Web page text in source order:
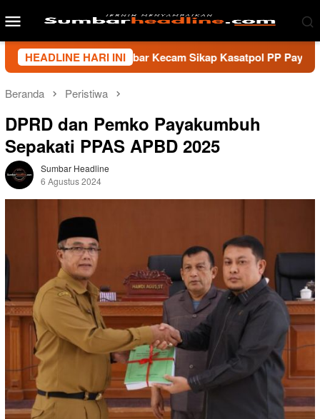
ke
Menu
Mobile
HEADLINE HARI INI
Sumbar Kecam Sikap Kasatpol PP Payakumbuh,
Beranda Peristiwa
DPRD dan Pemko Payakumbuh
Sepakati PPAS APBD 2025
Sumbar Headline
6 Agustus 2024